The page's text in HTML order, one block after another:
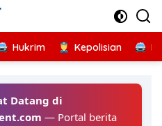
Hukrim Kepolisian
Datang di
— Portal berita